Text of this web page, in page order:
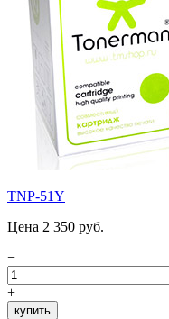
TNP-51Y
Цена 2 350 руб.
−
+
купить